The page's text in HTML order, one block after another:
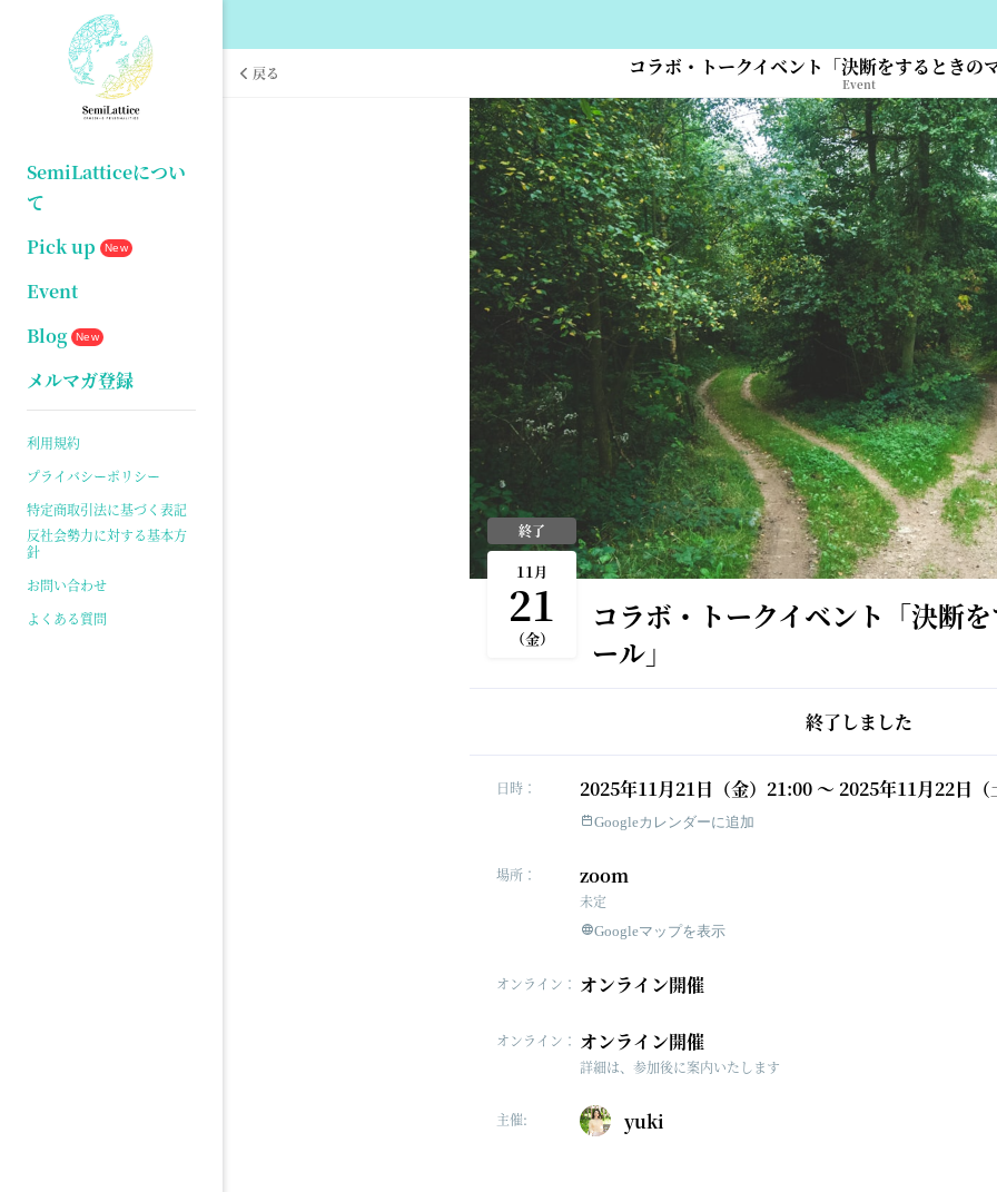
SemiLatticeについ
て
Pick up
New
Event
Blog
New
メルマガ登録
利用規約
プライバシーポリシー
特定商取引法に基づく表記
反社会勢力に対する基本方
針
お問い合わせ
よくある質問
戻る コラボ・トークイベント「決断をするときの
Event
終了
11月
21
（金）
コラボ・トークイベント「決断
ール」
終了しました
日時： 2025年11月21日（金）21:00 〜 2025年11月22日
Googleカレンダーに追加
場所： zoom
未定
Googleマップを表示
オンライン： オンライン開催
オンライン： オンライン開催
詳細は、参加後に案内いたします
主催: yuki